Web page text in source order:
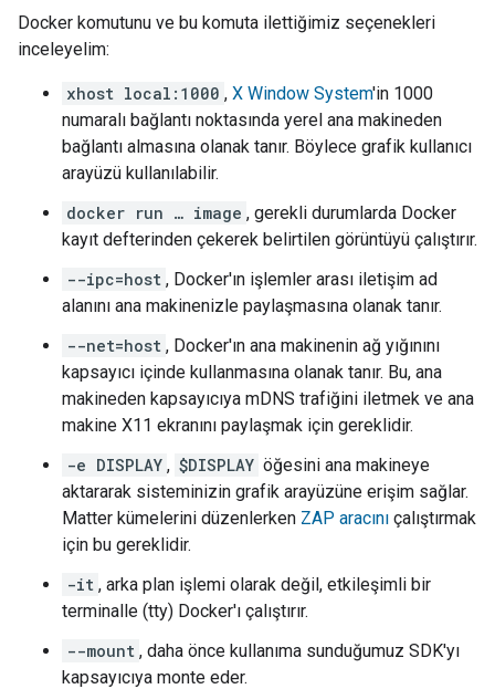
Docker komutunu ve bu komuta ilettiğimiz seçenekleri
inceleyelim:
xhost local:1000 , X Window System'in 1000
numaralı bağlantı noktasında yerel ana makineden
bağlantı almasına olanak tanır. Böylece grafik kullanıcı
arayüzü kullanılabilir.
docker run … image , gerekli durumlarda Docker
kayıt defterinden çekerek belirtilen görüntüyü çalıştırır.
--ipc=host , Docker'ın işlemler arası iletişim ad
alanını ana makinenizle paylaşmasına olanak tanır.
--net=host , Docker'ın ana makinenin ağ yığınını
kapsayıcı içinde kullanmasına olanak tanır. Bu, ana
makineden kapsayıcıya mDNS trafiğini iletmek ve ana
makine X11 ekranını paylaşmak için gereklidir.
-e DISPLAY , $DISPLAY öğesini ana makineye
aktararak sisteminizin grafik arayüzüne erişim sağlar.
Matter kümelerini düzenlerken ZAP aracını çalıştırmak
için bu gereklidir.
-it , arka plan işlemi olarak değil, etkileşimli bir
terminalle (tty) Docker'ı çalıştırır.
--mount , daha önce kullanıma sunduğumuz SDK'yı
kapsayıcıya monte eder.